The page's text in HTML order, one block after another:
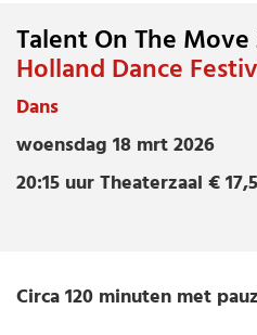
TALENT ON
HOLLAND
woensdag 18 mrt 2026 |
Talent On The Move
Holland Dance
Dans
woensdag 18 mrt 2026
20:15 uurTheaterzaal €
Circa 120 minuten met